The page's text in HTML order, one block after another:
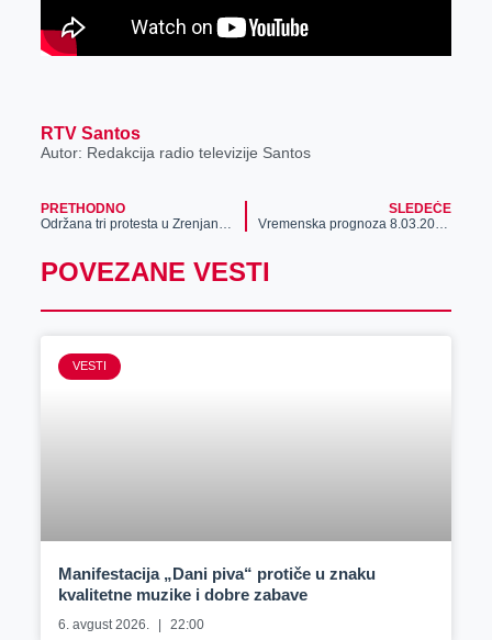
RTV Santos
Autor: Redakcija radio televizije Santos
PRETHODNO
SLEDEĆE
Vremenska prognoza 8.03.2025.
POVEZANE VESTI
VESTI
Manifestacija „Dani piva“ protiče u znaku
kvalitetne muzike i dobre zabave
6. avgust 2026. 22:00